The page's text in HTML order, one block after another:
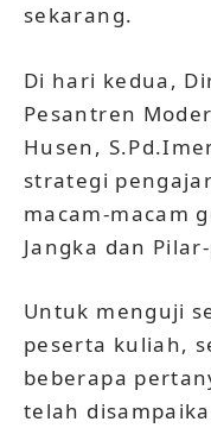
sekarang.
Di hari kedua,
Pesantren
Husen,
strategi
macam-macam
Jangka dan
Untuk menguji
peserta kuliah,
beberapa
telah